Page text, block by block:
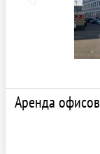
Аренда офисов